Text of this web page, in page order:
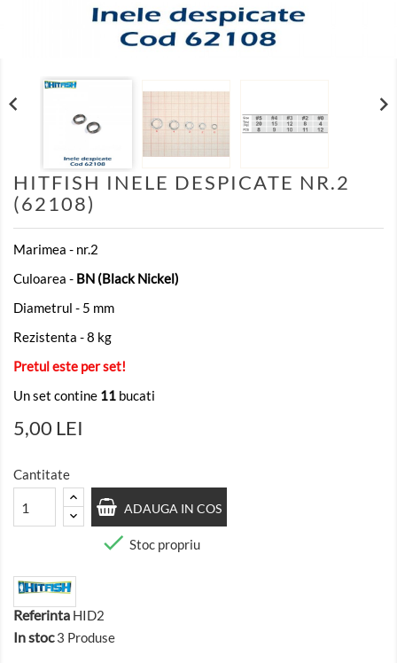
 
HITFISH INELE DESPICATE NR.2
(62108)
Marimea - nr.2
Culoarea - BN (Black Nickel)
Diametrul - 5 mm
Rezistenta - 8 kg
Pretul este per set!
Un set contine 11 bucati
5,00 LEI
Cantitate
ADAUGA IN COS
 Stoc propriu
Referinta HID2
In stoc 3 Produse